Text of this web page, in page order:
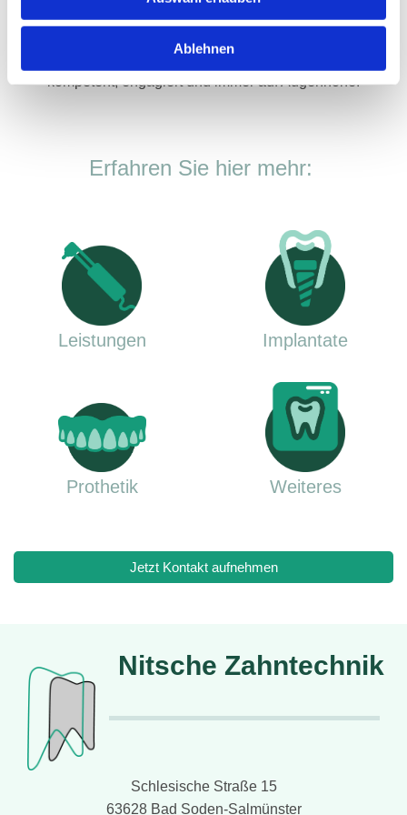
Ablehnen
begleiten Sie von der Planung bis zur Eingliederung –
kompetent, engagiert und immer auf Augenhöhe.
Erfahren Sie hier mehr:
Leistungen Implantate
Prothetik Weiteres
Jetzt Kontakt aufnehmen
Nitsche Zahntechnik
Schlesische Straße 15
63628 Bad Soden-Salmünster